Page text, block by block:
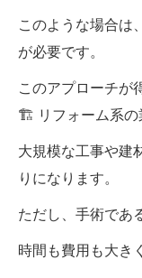
このような場合は
が必要です。
このアプローチが
🏗 リフォーム系の
大規模な工事や建
りになります。
ただし、手術であ
時間も費用も大き